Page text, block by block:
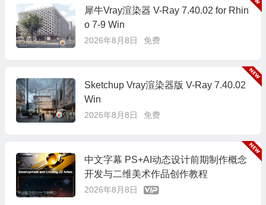
犀牛Vray渲染器 V-Ray 7.40.02 for Rhin
o 7-9 Win
2026年8月8日 免费
Sketchup Vray渲染器版 V-Ray 7.40.02
Win
2026年8月8日 免费
中文字幕 PS+AI动态设计前期制作概念
开发与二维美术作品创作教程
2026年8月8日